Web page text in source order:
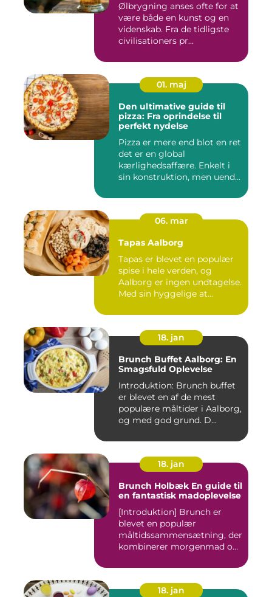
Ølbrygning anses ofte for at
være både en kunst og en
videnskab. Fra de tidligste
civilisationers pr...
01. maj
Den ultimative guide til
pizza: Fra oprindelse til
perfekt nydelse
Pizza er mere end blot en ret
det er en global
kærlighedsaffære. Enkelt i
sin konstruktion, men uend...
06. mar
Tapas Aalborg
Tapas er blevet en populær
spise i hele verden, og
Aalborg er ingen undtagelse.
Med sin hyggelige at...
18. jan
Brunch Buffet Aalborg: En
Smagsfuld Oplevelse
Introduktion: Brunch buffet
er blevet en af de mest
populære måltider i Aalborg,
og med god grund. D...
18. jan
Brunch Holbæk En guide til
en fantastisk madoplevelse
[Introduktion] Brunch er
blevet en populær
måltidssammensætning, der
kombinerer morgenmad og
18. jan